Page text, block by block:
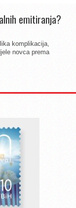
emitiranja?
komplikacija,
novca prema